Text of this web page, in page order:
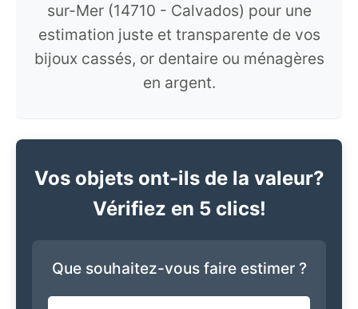
sur-Mer (14710 - Calvados) pour une
estimation juste et transparente de vos
bijoux cassés, or dentaire ou ménagères
en argent.
Vos objets ont-ils de la valeur?
Vérifiez en 5 clics!
Que souhaitez-vous faire estimer ?